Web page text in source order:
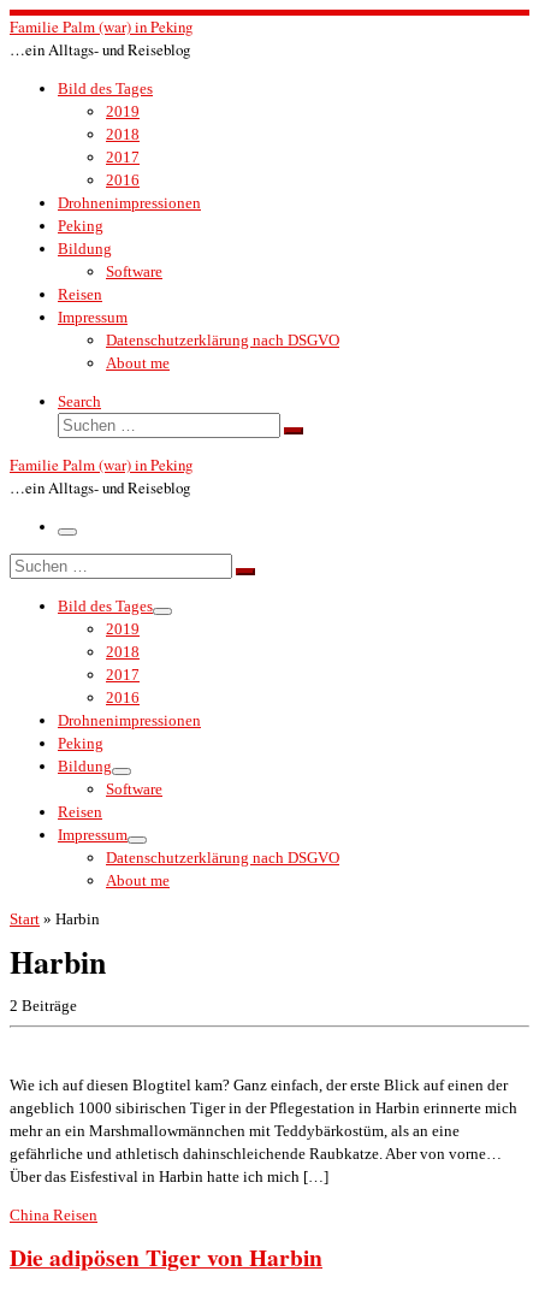
Zum
Inhalt
Familie Palm (war) in Peking
…ein Alltags- und Reiseblog
Bild des Tages
2019
2018
2017
2016
Drohnenimpressionen
Peking
Bildung
Software
Reisen
Impressum
Datenschutzerklärung nach DSGVO
About me
Search
Suche
Suchen …
Familie Palm (war) in Peking
…ein Alltags- und Reiseblog
Menü
Suche
Suchen …
Bild des Tages
2019
2018
2017
2016
Drohnenimpressionen
Peking
Bildung
Software
Reisen
Impressum
Datenschutzerklärung nach DSGVO
About me
Start » Harbin
Harbin
2 Beiträge
Wie ich auf diesen Blogtitel kam? Ganz einfach, der erste Blick auf einen der
angeblich 1000 sibirischen Tiger in der Pflegestation in Harbin erinnerte mich
mehr an ein Marshmallowmännchen mit Teddybärkostüm, als an eine
gefährliche und athletisch dahinschleichende Raubkatze. Aber von vorne…
Über das Eisfestival in Harbin hatte ich mich […]
China Reisen
Die adipösen Tiger von Harbin